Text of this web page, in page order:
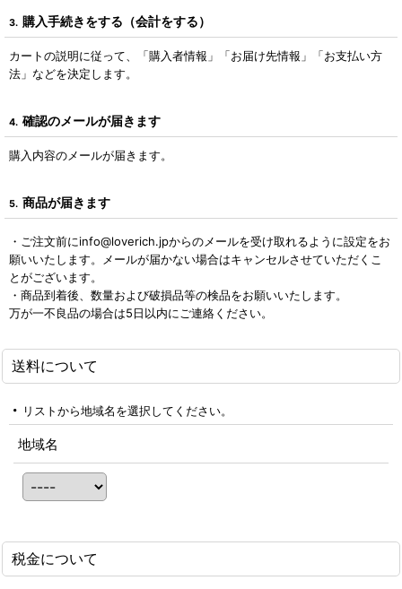
3. 購入手続きをする（会計をする）
カートの説明に従って、「購入者情報」「お届け先情報」「お支払い方
法」などを決定します。
4. 確認のメールが届きます
購入内容のメールが届きます。
5. 商品が届きます
・ご注文前にinfo@loverich.jpからのメールを受け取れるように設定をお
願いいたします。メールが届かない場合はキャンセルさせていただくこ
とがございます。
・商品到着後、数量および破損品等の検品をお願いいたします。
万が一不良品の場合は5日以内にご連絡ください。
送料について
リストから地域名を選択してください。
地域名
税金について